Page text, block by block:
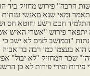
הרבה" פירוש מחזיק ביד
ומאי שנא מאנשי ענתות
התלמיד חכם רשע וחוטא חס
יתפאר פירוש "אשרי האיש
"ובמושב לצים לא ישב
הוא בעצמו כמו רבה בר
שכר המחזיק "לא יבול"
פירות ופירי פירות לא כן